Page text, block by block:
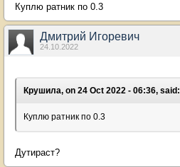
Куплю ратник по 0.3
Дмитрий Игоревич
24.10.2022
Крушила, on 24 Oct 2022 - 06:36, said:
Куплю ратник по 0.3
Дутираст?